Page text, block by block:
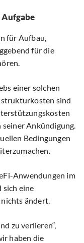
Aufgabe
für Aufbau,
für die
einer solchen
sind
seiner Ankündigung.
Bedingungen
Anwendungen im
sich eine
ändert.
zu verlieren“,
haben die